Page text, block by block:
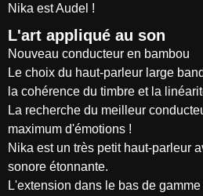
Nika est Audel !
L'art appliqué au son
Nouveau conducteur en bambou
Le choix du haut-parleur large
la cohérence du timbre et la
La recherche du meilleur
maximum d'émotions !
Nika est un très petit haut-parleur
sonore étonnante.
L'extension dans le bas de